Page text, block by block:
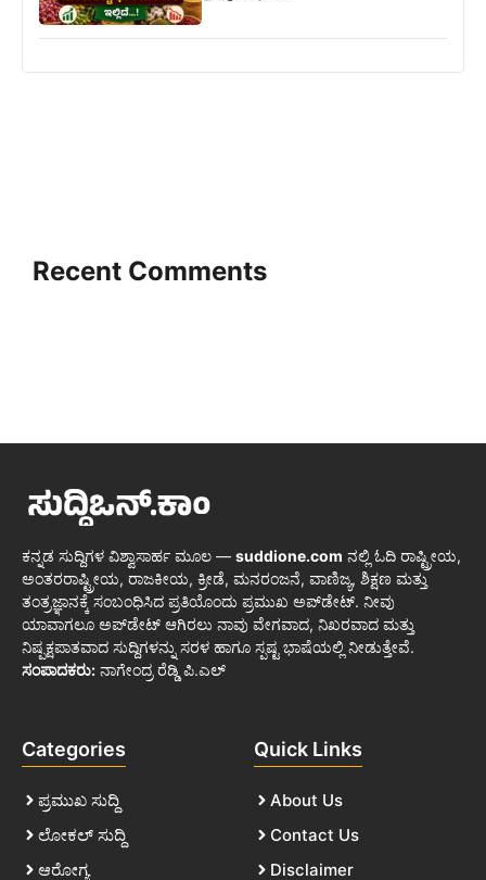
Recent Comments
ಕನ್ನಡ ಸುದ್ದಿಗಳ ವಿಶ್ವಾಸಾರ್ಹ ಮೂಲ — suddione.com ನಲ್ಲಿ ಓದಿ ರಾಷ್ಟ್ರೀಯ,
ಅಂತರರಾಷ್ಟ್ರೀಯ, ರಾಜಕೀಯ, ಕ್ರೀಡೆ, ಮನರಂಜನೆ, ವಾಣಿಜ್ಯ, ಶಿಕ್ಷಣ ಮತ್ತು
ತಂತ್ರಜ್ಞಾನಕ್ಕೆ ಸಂಬಂಧಿಸಿದ ಪ್ರತಿಯೊಂದು ಪ್ರಮುಖ ಅಪ್‌ಡೇಟ್. ನೀವು
ಯಾವಾಗಲೂ ಅಪ್‌ಡೇಟ್ ಆಗಿರಲು ನಾವು ವೇಗವಾದ, ನಿಖರವಾದ ಮತ್ತು
ನಿಷ್ಪಕ್ಷಪಾತವಾದ ಸುದ್ದಿಗಳನ್ನು ಸರಳ ಹಾಗೂ ಸ್ಪಷ್ಟ ಭಾಷೆಯಲ್ಲಿ ನೀಡುತ್ತೇವೆ.
ಸಂಪಾದಕರು: ನಾಗೇಂದ್ರ ರೆಡ್ಡಿ ಪಿ.ಎಲ್
Categories
ಪ್ರಮುಖ ಸುದ್ದಿ
ಲೋಕಲ್ ಸುದ್ದಿ
ಆರೋಗ್ಯ
Quick Links
About Us
Contact Us
Disclaimer